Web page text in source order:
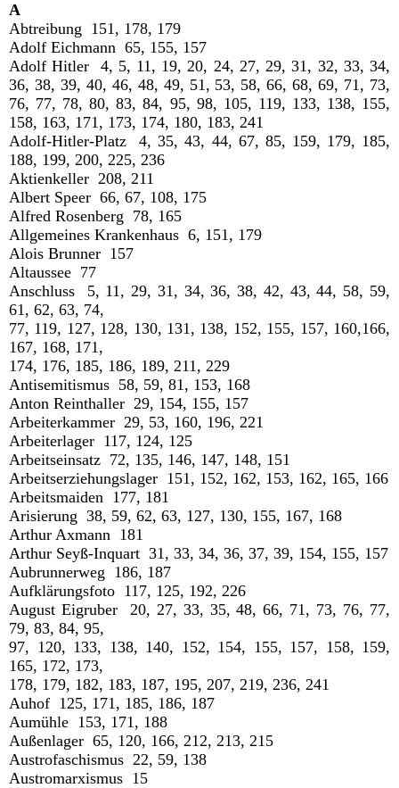
A
Abtreibung 151, 178, 179
Adolf Eichmann 65, 155, 157
Adolf Hitler 4, 5, 11, 19, 20, 24, 27, 29, 31, 32, 33, 34,
36, 38, 39, 40, 46, 48, 49, 51, 53, 58, 66, 68, 69, 71, 73,
76, 77, 78, 80, 83, 84, 95, 98, 105, 119, 133, 138, 155,
158, 163, 171, 173, 174, 180, 183, 241
Adolf-Hitler-Platz 4, 35, 43, 44, 67, 85, 159, 179, 185,
188, 199, 200, 225, 236
Aktienkeller 208, 211
Albert Speer 66, 67, 108, 175
Alfred Rosenberg 78, 165
Allgemeines Krankenhaus 6, 151, 179
Alois Brunner 157
Altaussee 77
Anschluss 5, 11, 29, 31, 34, 36, 38, 42, 43, 44, 58, 59,
61, 62, 63, 74,
77, 119, 127, 128, 130, 131, 138, 152, 155, 157, 160,166,
167, 168, 171,
174, 176, 185, 186, 189, 211, 229
Antisemitismus 58, 59, 81, 153, 168
Anton Reinthaller 29, 154, 155, 157
Arbeiterkammer 29, 53, 160, 196, 221
Arbeiterlager 117, 124, 125
Arbeitseinsatz 72, 135, 146, 147, 148, 151
Arbeitserziehungslager 151, 152, 162, 153, 162, 165, 166
Arbeitsmaiden 177, 181
Arisierung 38, 59, 62, 63, 127, 130, 155, 167, 168
Arthur Axmann 181
Arthur Seyß-Inquart 31, 33, 34, 36, 37, 39, 154, 155, 157
Aubrunnerweg 186, 187
Aufklärungsfoto 117, 125, 192, 226
August Eigruber 20, 27, 33, 35, 48, 66, 71, 73, 76, 77,
79, 83, 84, 95,
97, 120, 133, 138, 140, 152, 154, 155, 157, 158, 159,
165, 172, 173,
178, 179, 182, 183, 187, 195, 207, 219, 236, 241
Auhof 125, 171, 185, 186, 187
Aumühle 153, 171, 188
Außenlager 65, 120, 166, 212, 213, 215
Austrofaschismus 22, 59, 138
Austromarxismus 15